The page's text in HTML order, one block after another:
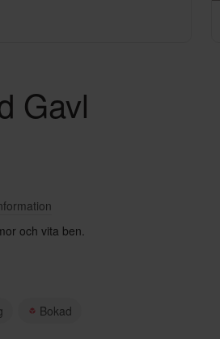
Gavl
och vita ben.
Bokad